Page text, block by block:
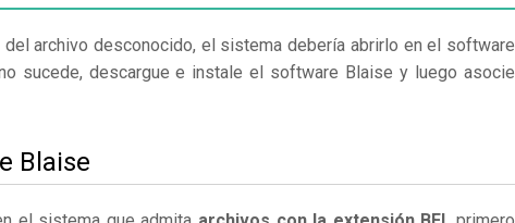
archivo desconocido, el sistema debería abrirlo en el software
sucede, descargue e instale el software Blaise y luego asocie
Blaise